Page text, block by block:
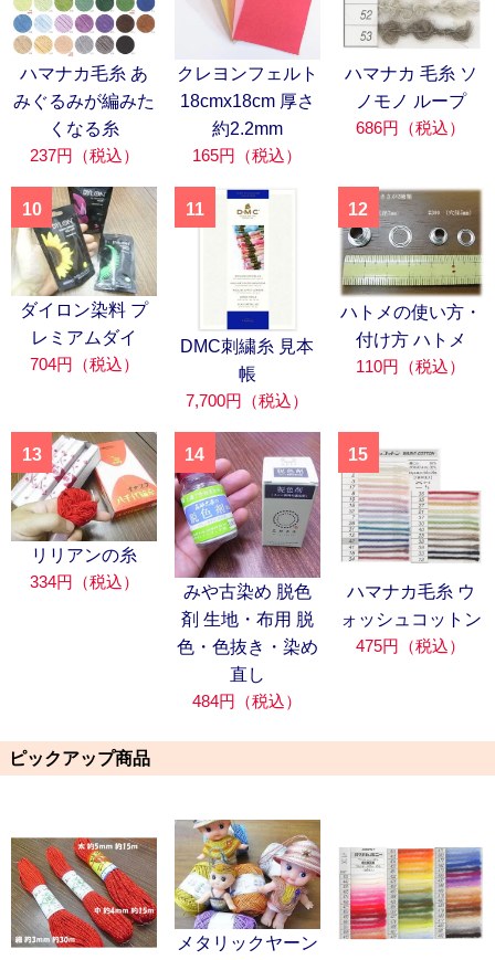
ハマナカ毛糸 あ
みぐるみが編みた
くなる糸
237円（税込）
クレヨンフェルト
18cmx18cm 厚さ
約2.2mm
165円（税込）
ハマナカ 毛糸 ソ
ノモノ ループ
686円（税込）
10
ダイロン染料 プ
レミアムダイ
704円（税込）
11
DMC刺繍糸 見本
帳
7,700円（税込）
12
ハトメの使い方・
付け方 ハトメ
110円（税込）
13
リリアンの糸
334円（税込）
14
みや古染め 脱色
剤 生地・布用 脱
色・色抜き・染め
直し
484円（税込）
15
ハマナカ毛糸 ウ
ォッシュコットン
475円（税込）
ピックアップ商品
メタリックヤーン